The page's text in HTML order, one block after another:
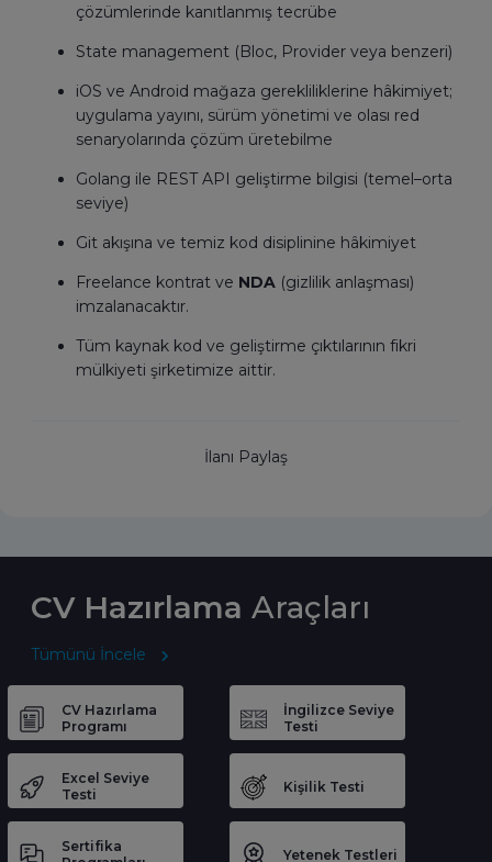
çözümlerinde kanıtlanmış tecrübe
State management (Bloc, Provider veya benzeri)
iOS ve Android mağaza gerekliliklerine hâkimiyet;
uygulama yayını, sürüm yönetimi ve olası red
senaryolarında çözüm üretebilme
Golang ile REST API geliştirme bilgisi (temel–orta
seviye)
Git akışına ve temiz kod disiplinine hâkimiyet
Freelance kontrat ve NDA (gizlilik anlaşması)
imzalanacaktır.
Tüm kaynak kod ve geliştirme çıktılarının fikri
mülkiyeti şirketimize aittir.
İlanı Paylaş
CV Hazırlama Araçları
Tümünü İncele
CV Hazırlama
Programı
İngilizce Seviye
Testi
Excel Seviye
Testi
Kişilik Testi
Sertifika
Yetenek Testleri